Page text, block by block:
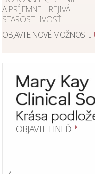
A PRÍJEMNE HREJIVÁ
STAROSTLIVOSŤ
OBJAVTE NOVÉ MOŽNOSTI
OBJAVTE HNEĎ